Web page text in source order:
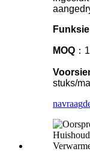
MOQ ：
stuks/
navraag